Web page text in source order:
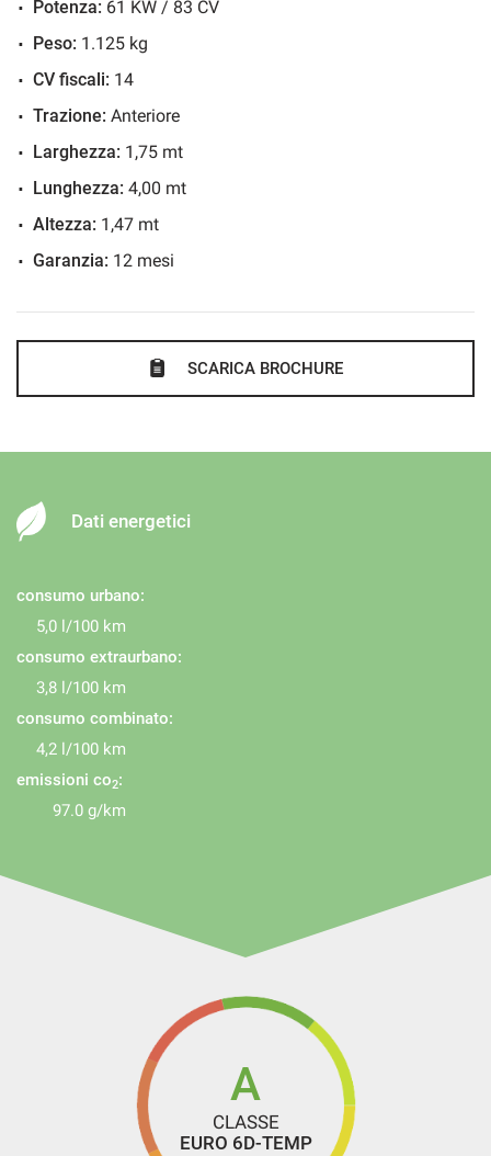
Per qualsiasi informazione diretta non esitare a contattarci:
seguici anche su Facebook e Instagram
Riconoscimento dei segnali stradali
Sedile posteriore sdoppiato
Servosterzo
Specchietti laterali elettrici
Potenza: 61 KW / 83 CV
Peso: 1.125 kg
CV fiscali: 14
Trazione: Anteriore
Larghezza: 1,75 mt
Lunghezza: 4,00 mt
Altezza: 1,47 mt
Garanzia: 12 mesi
SCARICA BROCHURE
Dati energetici
consumo urbano:
5,0 l/100 km
consumo extraurbano:
3,8 l/100 km
consumo combinato:
4,2 l/100 km
emissioni co2:
97.0 g/km
A
CLASSE
EURO 6D-TEMP